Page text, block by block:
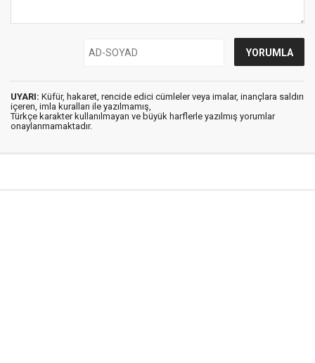
UYARI: Küfür, hakaret, rencide edici cümleler veya imalar, inançlara saldırı
içeren, imla kuralları ile yazılmamış,
Türkçe karakter kullanılmayan ve büyük harflerle yazılmış yorumlar
onaylanmamaktadır.